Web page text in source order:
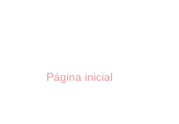
Página inicial